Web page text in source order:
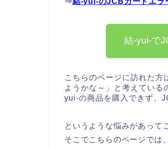
結-yui-で
こちらのページに訪れた方
ようかな～」と考えてい
yui-の商品を購入できず、
というような悩みがあって
そこでこちらのページでは